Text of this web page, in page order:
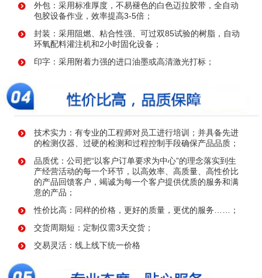
外包：采用标准厚度，不易褪色的白色迈拉胶带，全自动
包胶设备作业，效率提高3-5倍；
封装：采用阻燃、粘合性强、可过双85试验的树脂，自动
环氧配料灌注机和2小时固化设备；
印字：采用附着力强的进口油墨或高清激光打标；
技术实力：有专业的工程师对员工进行培训；并具备先进
的检测仪器、过硬的检测和过程控制手段确保产品品质；
品质优：公司把“以客户订单要求为中心”的理念落实到生
产经营活动的每一个环节，以高效率、高质量、高性价比
的产品回馈客户，竭诚为每一个客户提供优质的服务和满
意的产品；
性价比高：同样的价格，更好的质量，更优的服务……；
交货周期短：定制仅需3天交货；
交易灵活：线上线下统一价格